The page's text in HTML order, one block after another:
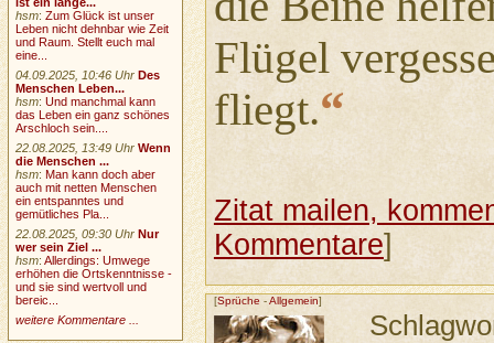
Flügel
fliegt.“
Zitat mailen,
Kommentare]
[Sprüche -Allgemein]
hsm:Zum Glück ist unser
Leben nicht dehnbar wie Zeit
und Raum. Stellt euch mal
eine...
04.09.2025, 10:46 Uhr Des
Menschen Leben...
hsm:Und manchmal kann
das Leben ein ganz schönes
Arschloch sein....
22.08.2025, 13:49 Uhr Wenn
die Menschen ...
hsm:Man kann doch aber
auch mit netten Menschen
ein entspanntes und
gemütliches Pla...
22.08.2025, 09:30 Uhr Nur
wer sein Ziel ...
hsm:Allerdings: Umwege
erhöhen die Ortskenntnisse -
und sie sind wertvoll und
bereic...
weitere Kommentare ...